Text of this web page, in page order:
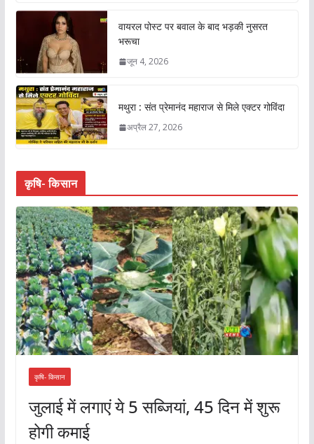
वायरल पोस्ट पर बवाल के बाद भड़की नुसरत
भरूचा
जून 4, 2026
मथुरा : संत प्रेमानंद महाराज से मिले एक्टर गोविंदा
अप्रैल 27, 2026
कृषि- किसान
कृषि- किसान
जुलाई में लगाएं ये 5 सब्जियां, 45 दिन में शुरू
होगी कमाई